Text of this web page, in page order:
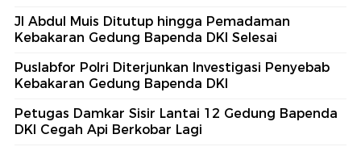
Jl Abdul Muis Ditutup hingga Pemadaman
Kebakaran Gedung Bapenda DKI Selesai
Puslabfor Polri Diterjunkan Investigasi Penyebab
Kebakaran Gedung Bapenda DKI
Petugas Damkar Sisir Lantai 12 Gedung Bapenda
DKI Cegah Api Berkobar Lagi